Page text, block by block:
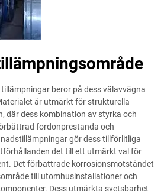
beror på dess välavvägna
är utmärkt för strukturella
där dess kombination av styrka och
fordonprestanda och
gör dess tillförlitliga
det till ett utmärkt val för
Det förbättrade korrosionsmotståndet
till utomhusinstallationer och
Dess utmärkta svetsbarhet